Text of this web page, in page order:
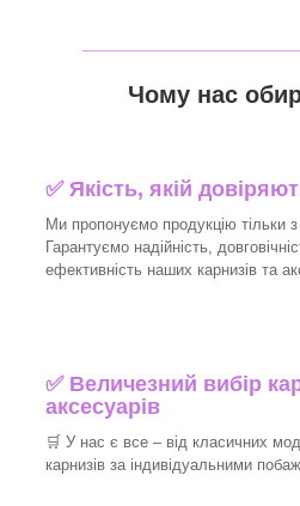
Чому нас
✅Якість, якій
Ми пропонуємо продукцію тільки з
Гарантуємо надійність,
ефективність наших карнизів та
✅ Величезний вибір
аксесуарів
🛒 У нас є все – від класичних
карнизів за індивідуальними